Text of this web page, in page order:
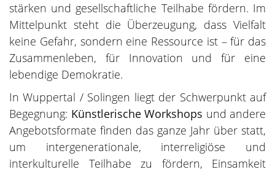
stärken und gesellschaftliche Teilhabe fördern. Im
Mittelpunkt steht die Überzeugung, dass Vielfalt
keine Gefahr, sondern eine Ressource ist – für das
Zusammenleben, für Innovation und für eine
lebendige Demokratie.
In Wuppertal / Solingen liegt der Schwerpunkt auf
Begegnung: Künstlerische Workshops und andere
Angebotsformate finden das ganze Jahr über statt,
um intergenerationale, interreligiöse und
interkulturelle Teilhabe zu fördern, Einsamkeit